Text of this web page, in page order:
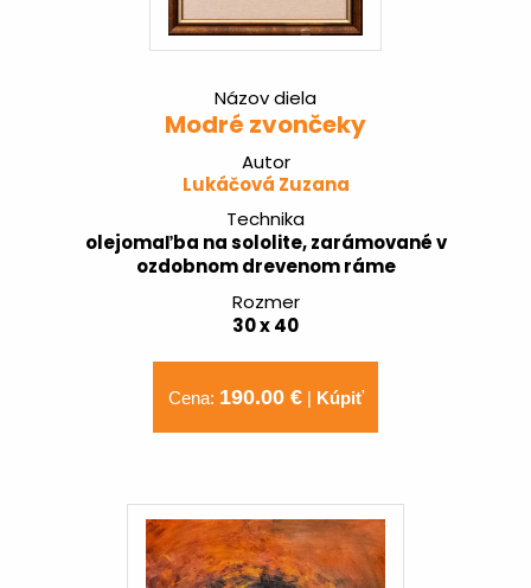
Názov diela
Modré zvončeky
Autor
Lukáčová Zuzana
Technika
olejomaľba na sololite, zarámované v
ozdobnom drevenom ráme
Rozmer
30 x 40
Cena: 190.00 €| Kúpiť